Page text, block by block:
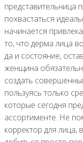
представительница
похвастаться
начинается
то, что дерма лица
да и состояние,
женщина
создать
пользуясь только
которые сегодня
ассортименте. Не
корректор для